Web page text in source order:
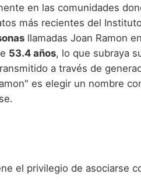
en las comunidades
más recientes del
llamadas Joan Ramon en
53.4 años, lo que subraya
a través de
es elegir un nombre
el privilegio de asociarse